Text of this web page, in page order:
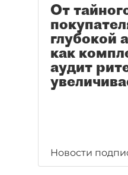
От
глубокой
как
аудит
Новости